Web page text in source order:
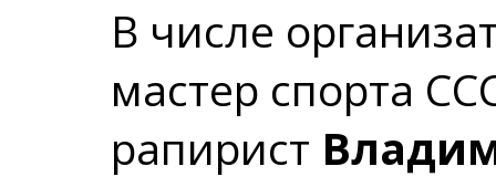
В числе
мастер спорта
рапирист